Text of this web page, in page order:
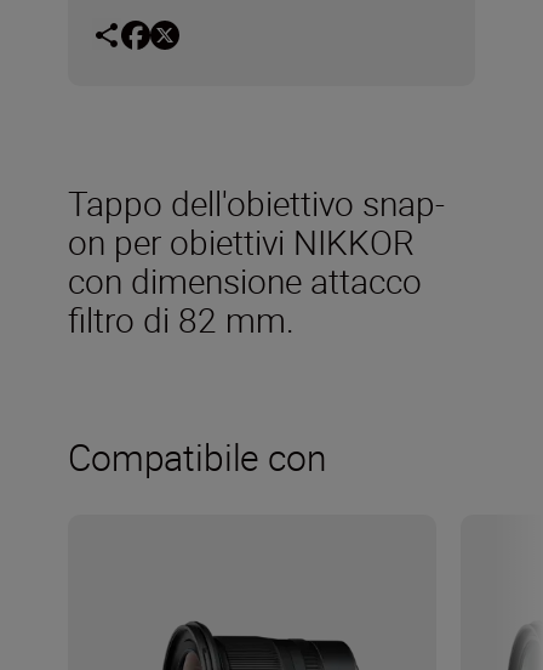
Tappo dell'obiettivo snap-
on per obiettivi NIKKOR
con dimensione attacco
filtro di 82 mm.
Compatibile con